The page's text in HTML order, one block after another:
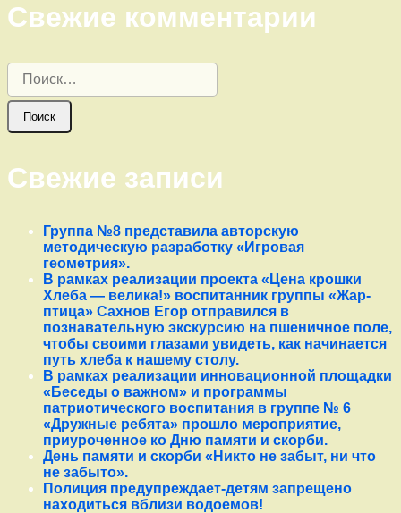
Свежие комментарии
Найти:
Свежие записи
Группа №8 представила авторскую
методическую разработку «Игровая
геометрия».
В рамках реализации проекта «Цена крошки
Хлеба — велика!» воспитанник группы «Жар-
птица» Сахнов Егор отправился в
познавательную экскурсию на пшеничное поле,
чтобы своими глазами увидеть, как начинается
путь хлеба к нашему столу.
В рамках реализации инновационной площадки
«Беседы о важном» и программы
патриотического воспитания в группе № 6
«Дружные ребята» прошло мероприятие,
приуроченное ко Дню памяти и скорби.
День памяти и скорби «Никто не забыт, ни что
не забыто».
Полиция предупреждает-детям запрещено
находиться вблизи водоемов!